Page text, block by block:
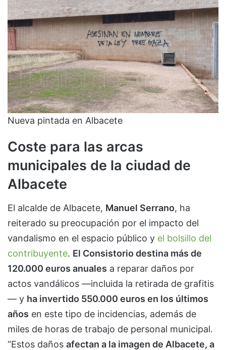
Nueva pintada en Albacete
Coste para las arcas
municipales de la ciudad de
Albacete
El alcalde de Albacete, Manuel Serrano, ha
reiterado su preocupación por el impacto del
vandalismo en el espacio público y el bolsillo del
contribuyente. El Consistorio destina más de
120.000 euros anuales a reparar daños por
actos vandálicos —incluida la retirada de grafitis
— y ha invertido 550.000 euros en los últimos
años en este tipo de incidencias, además de
miles de horas de trabajo de personal municipal.
“Estos daños afectan a la imagen de Albacete, a